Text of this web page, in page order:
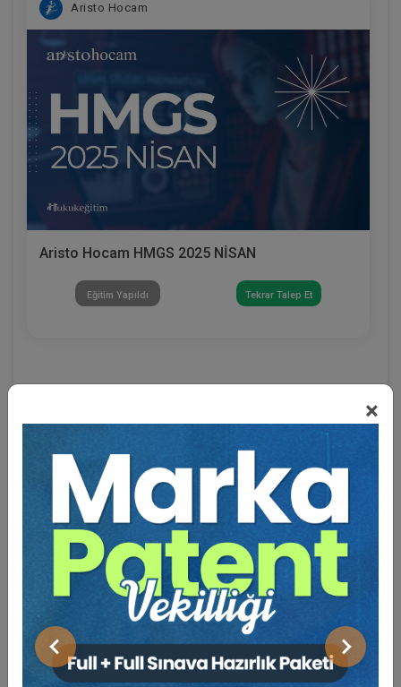
×
Önceki Sonraki
Aristo Hocam
Aristo Hocam HMGS 2025 NİSAN
Eğitim Yapıldı Tekrar Talep Et
Eğitmen Hakkında
Sosyal Medya